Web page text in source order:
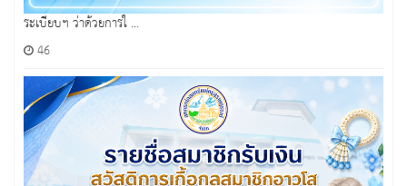
ระเบียบฯ ว่าด้วยการใ ...
46